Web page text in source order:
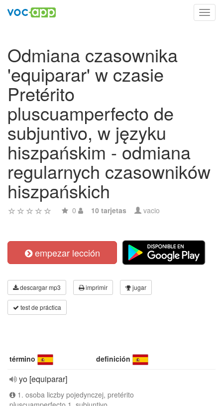
Odmiana czasownika
'equiparar' w czasie
Pretérito
pluscuamperfecto de
subjuntivo, w języku
hiszpańskim - odmiana
regularnych czasowników
hiszpańskich
0 10 tarjetas vacio
empezar lección
descargar mp3 imprimir jugar
test de práctica
término definición
yo [equiparar]
1. osoba liczby pojedynczej, pretérito